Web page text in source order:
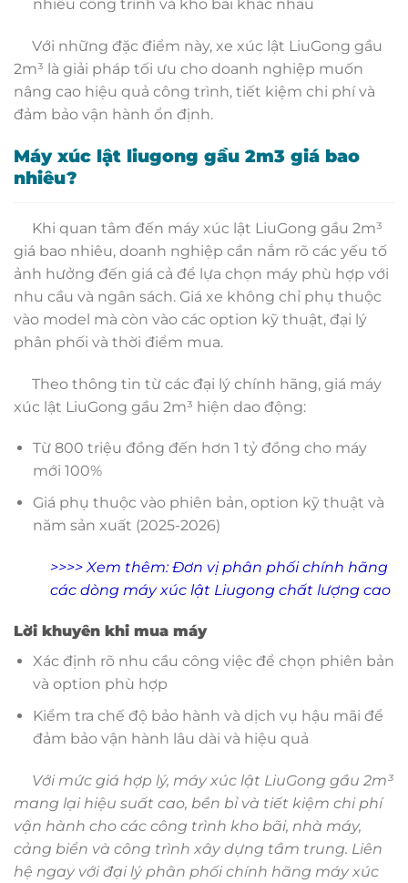
nhiều công trình và kho bãi khác nhau
Với những đặc điểm này, xe xúc lật LiuGong gầu
2m³ là giải pháp tối ưu cho doanh nghiệp muốn
nâng cao hiệu quả công trình, tiết kiệm chi phí và
đảm bảo vận hành ổn định.
Máy xúc lật liugong gầu 2m3 giá bao
nhiêu?
Khi quan tâm đến máy xúc lật LiuGong gầu 2m³
giá bao nhiêu, doanh nghiệp cần nắm rõ các yếu tố
ảnh hưởng đến giá cả để lựa chọn máy phù hợp với
nhu cầu và ngân sách. Giá xe không chỉ phụ thuộc
vào model mà còn vào các option kỹ thuật, đại lý
phân phối và thời điểm mua.
Theo thông tin từ các đại lý chính hãng, giá máy
xúc lật LiuGong gầu 2m³ hiện dao động:
Từ 800 triệu đồng đến hơn 1 tỷ đồng cho máy
mới 100%
Giá phụ thuộc vào phiên bản, option kỹ thuật và
năm sản xuất (2025-2026)
>>>> Xem thêm:Đơn vị phân phối chính hãng
các dòng máy xúc lật Liugong chất lượng cao
Lời khuyên khi mua máy
Xác định rõ nhu cầu công việc để chọn phiên bản
và option phù hợp
Kiểm tra chế độ bảo hành và dịch vụ hậu mãi để
đảm bảo vận hành lâu dài và hiệu quả
Với mức giá hợp lý, máy xúc lật LiuGong gầu 2m³
mang lại hiệu suất cao, bền bỉ và tiết kiệm chi phí
vận hành cho các công trình kho bãi, nhà máy,
cảng biển và công trình xây dựng tầm trung. Liên
hệ ngay với đại lý phân phối chính hãng máy xúc